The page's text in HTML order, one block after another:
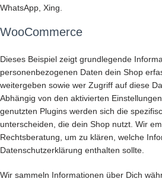
WhatsApp, Xing.
WooCommerce
Dieses Beispiel zeigt grundlegende
personenbezogenen Daten dein Shop
weitergeben sowie wer Zugriff auf diese
Abhängig von den aktivierten
genutzten Plugins werden sich die
unterscheiden, die dein Shop nutzt. Wir
Rechtsberatung, um zu klären, welche
Datenschutzerklärung enthalten sollte.
Wir sammeln Informationen über Dich